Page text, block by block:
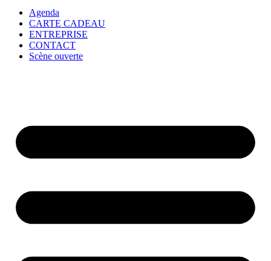
Agenda
CARTE CADEAU
ENTREPRISE
CONTACT
Scène ouverte